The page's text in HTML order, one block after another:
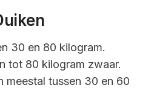
30 en 80 kilogram.
tot 80 kilogram zwaar.
meestal tussen 30 en 60